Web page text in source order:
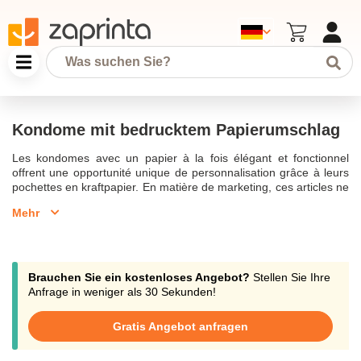
Kondome mit bedrucktem Papierumschlag
Les kondomes avec un papier à la fois élégant et fonctionnel
offrent une opportunité unique de personnalisation grâce à leurs
pochettes en kraftpapier. En matière de marketing, ces articles ne
votre marque. Vous pouvez choisir parmi une large gamme de
des techniques comme le 4c et CMYK. Ces emballages sont
parfaits pour les entreprises cherchant à inclure des éléments de
wellness et de kosmetik dans leur stratégie de werbeartikel.
kondomes garantissent une expérience utilisateur sûre et
agréable. Grâce à un processus de fabrication rigoureux
respectant les strengen anforderungen der
Mehr
Brauchen Sie ein kostenloses Angebot? Stellen Sie Ihre
Anfrage in weniger als 30 Sekunden!
Gratis Angebot anfragen